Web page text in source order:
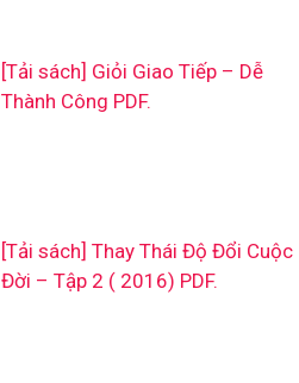
[Tải sách] Giỏi Giao Tiếp – Dễ
Thành Công PDF.
[Tải sách] Thay Thái Độ Đổi Cuộc
Đời – Tập 2 ( 2016) PDF.